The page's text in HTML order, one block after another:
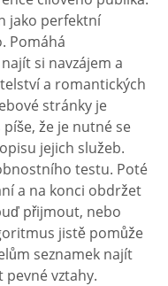
jako perfektní
Pomáhá
si navzájem a
a romantických
stránky je
že je nutné se
jejich služeb.
testu. Poté
a na konci obdržet
přijmout, nebo
jistě pomůže
seznamek najít
pevné vztahy.